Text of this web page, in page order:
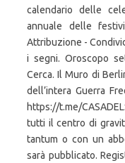
calendario delle
annuale delle
Attribuzione -
i segni. Oroscopo
Cerca. Il Muro di
dell’intera Guerra
https://t.me/
tutti il centro di
tantum o con un
sarà pubblicato.